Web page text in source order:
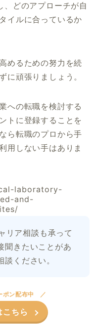
どのアプローチが自
イルに合っているか
めるための努力を続
に頑張りましょう。
への転職を検討する
トに登録することを
ら転職のプロから手
用しない手はありま
laboratory-
and-
リア相談も承って
聞きたいことがあ
ください。
ポン配布中
ちら